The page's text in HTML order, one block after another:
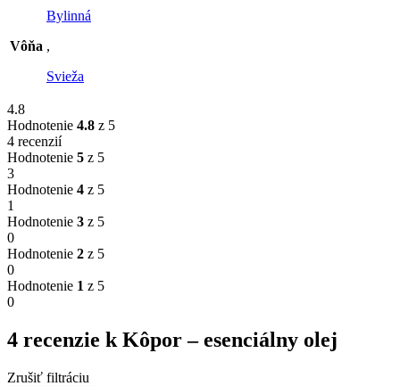
Vôňa
Bylinná
,
Svieža
4.8
Hodnotenie 4.8 z 5
4 recenzií
Hodnotenie 5 z 5
3
Hodnotenie 4 z 5
1
Hodnotenie 3 z 5
0
Hodnotenie 2 z 5
0
Hodnotenie 1 z 5
0
4 recenzie k Kôpor – esenciálny olej
Zrušiť filtráciu